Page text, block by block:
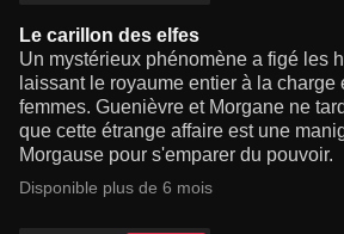
Le carillon des elfes
Un mystérieux phénomène a figé les
laissant le royaume entier à la charge
femmes. Guenièvre et Morgane ne
que cette étrange affaire est une
Morgause pour s'emparer du pouvoir.
Disponible plus de 6 mois